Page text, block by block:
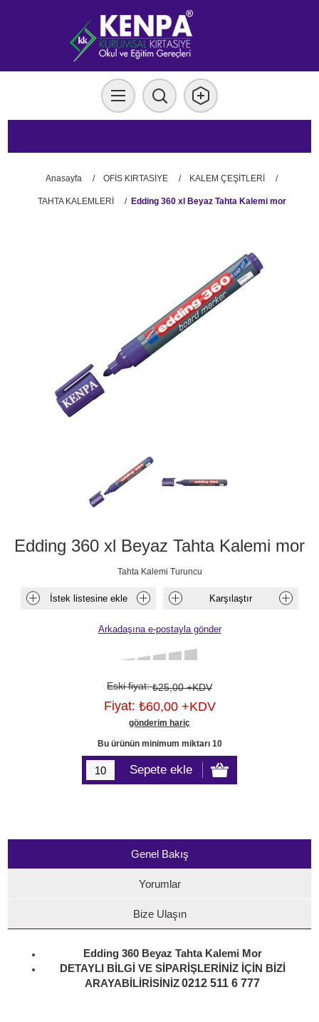
Anasayfa / OFİS KIRTASİYE / KALEM ÇEŞİTLERİ /
TAHTA KALEMLERİ / Edding 360 xl Beyaz Tahta Kalemi mor
Edding 360 xl Beyaz Tahta Kalemi mor
Tahta Kalemi Turuncu
Eski fiyat: ₺25,00 +KDV
Fiyat: ₺60,00 +KDV
gönderim hariç
Bu ürünün minimum miktarı 10
Genel Bakış
Yorumlar
Bize Ulaşın
Edding 360 Beyaz Tahta Kalemi Mor
DETAYLI BİLGİ VE SİPARİŞLERİNİZ İÇİN BİZİ
ARAYABİLİRİSİNİZ0212 511 6 777